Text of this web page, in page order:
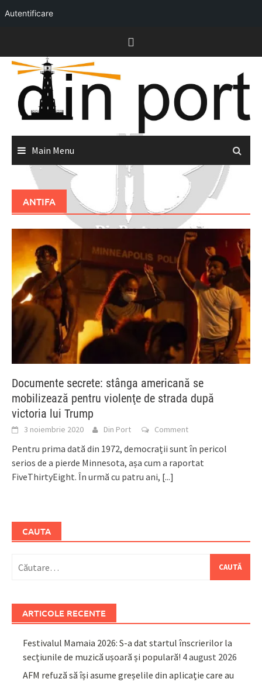
Autentificare
content
Main Menu
ANTIFA
Documente secrete: stânga americană se
mobilizează pentru violenţe de strada după
victoria lui Trump
3 noiembrie 2020 Din Port Comment
Pentru prima dată din 1972, democrații sunt în pericol
serios de a pierde Minnesota, așa cum a raportat
FiveThirtyEight. În urmă cu patru ani, [...]
CAUTA
după:
ARTICOLE RECENTE
Festivalul Mamaia 2026: S-a dat startul înscrierilor la
secțiunile de muzică ușoară și populară! 4 august 2026
AFM refuză să își asume greșelile din aplicație care au